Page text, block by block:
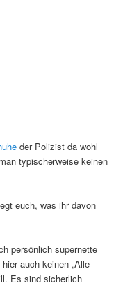
der Polizist da wohl
typischerweise keinen
euch, was ihr davon
persönlich supernette
auch keinen „Alle
Es sind sicherlich